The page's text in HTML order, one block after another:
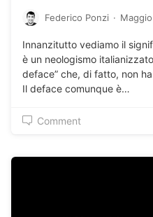
Federico Ponzi ·
Innanzitutto vediamo il
è un neologismo
deface” che, di fatto, non
Il deface comunque è…
Comment